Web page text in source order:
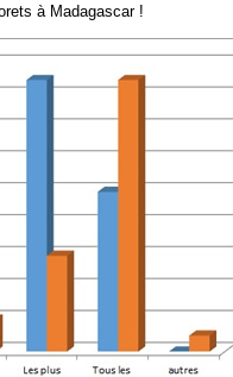
à Madagascar !